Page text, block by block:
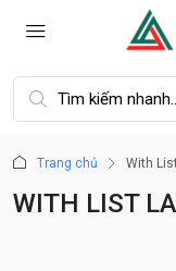
Trang chủ With
WITH LIST